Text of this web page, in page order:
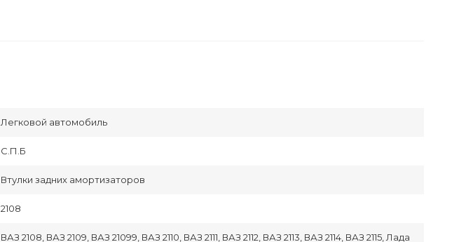
Легковой автомобиль
С.П.Б
Втулки задних амортизаторов
2108
ВАЗ 2108, ВАЗ 2109, ВАЗ 21099, ВАЗ 2110, ВАЗ 2111, ВАЗ 2112, ВАЗ 2113, ВАЗ 2114, ВАЗ 2115, Лада